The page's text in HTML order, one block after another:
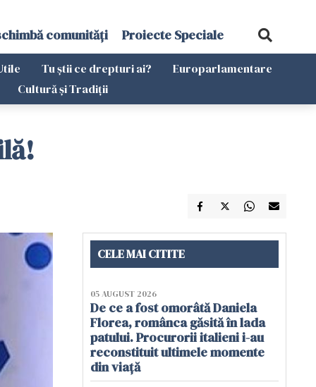
comunități Proiecte Speciale
Tu știi ce drepturi ai?
Europarlamentare
Cultură și Tradiții
CELE MAI CITITE
05 AUGUST 2026
De ce a fost omorâtă Daniela
Florea, românca găsită în lada
patului. Procurorii italieni i-au
reconstituit ultimele momente
din viață